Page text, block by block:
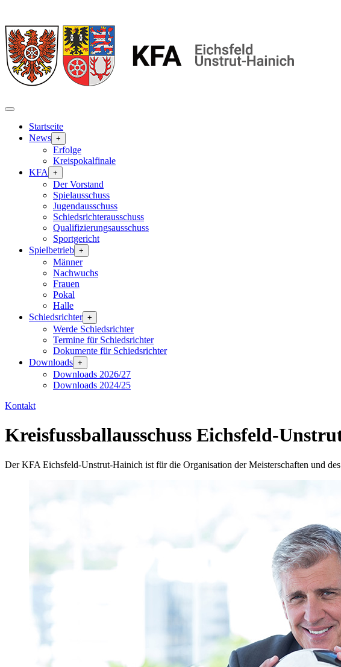
Startseite
News +
Erfolge
Kreispokalfinale
KFA
+
Der Vorstand
Spielausschuss
Jugendausschuss
Schiedsrichterausschuss
Qualifizierungsausschuss
Sportgericht
Spielbetrieb +
Männer
Nachwuchs
Frauen
Pokal
Halle
Schiedsrichter +
Werde Schiedsrichter
Termine für Schiedsrichter
Dokumente für Schiedsrichter
Downloads +
Downloads 2026/27
Downloads 2024/25
Kontakt
Kreisfussballausschuss Eichsfeld-
Der KFA Eichsfeld-Unstrut-Hainich ist für die Organisation der Meisterschaften und